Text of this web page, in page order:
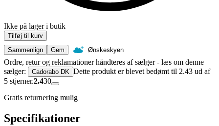
Ikke på lager i butik
Tilføj til kurv
Sammenlign
Gem Ønskeskyen
Ordre, retur og reklamationer håndteres af sælger - læs om denne
sælger:
Cadorabo DK Dette produkt er blevet bedømt til 2.43 ud af
5 stjerner.2.430
Gratis returnering mulig
Specifikationer